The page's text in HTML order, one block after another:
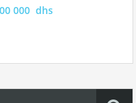
000 dhs